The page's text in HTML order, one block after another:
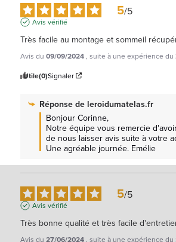
5/5
Avis vérifié
Très facile au montage et sommeil
Avis du 09/09/2024, suite à une expérience du
Utile(0)Signaler
Réponse de leroidumatelas.fr
Bonjour Corinne,
Notre équipe vous remercie
de nous laisser avis suite à votre
Une agréable journée. Emélie
5/5
Avis vérifié
Très bonne qualité et très facile
Avis du 27/06/2024 , suite à une expérience du